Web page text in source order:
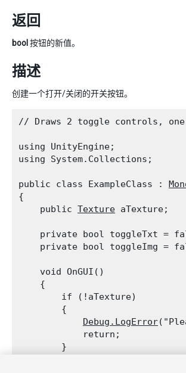
返回
bool 按钮的新值。
描述
创建一个打开/关闭的开关按钮。
// Draws 2 toggle controls,
using UnityEngine;
using System.Collections;
public class ExampleClass :
{
    public
Texture aTexture;
private bool toggleTxt =
private bool toggleImg =
    void OnGUI()
    {
        if (!aTexture)
        {
Debug.LogError
            return;
        }